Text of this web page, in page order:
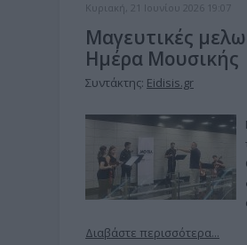
Κυριακή, 21 Ιουνίου 2026 19:07
Μαγευτικές
Ημέρα Μουσικής
Συντάκτης: Eidisis.gr
Διαβάστε περισσότερα...